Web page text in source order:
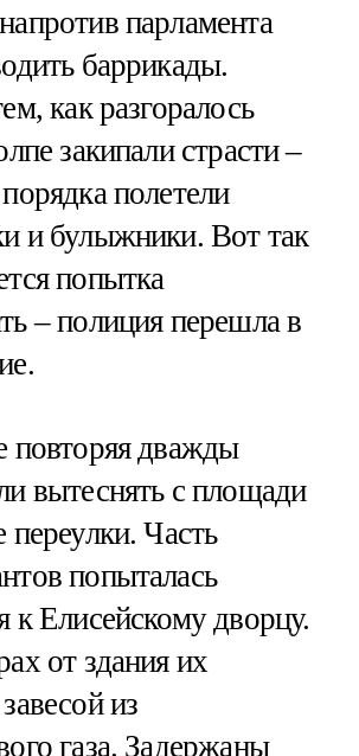
парламента
баррикады.
как разгоралось
закипали страсти –
полетели
и булыжники. Вот так
попытка
– полиция перешла в
повторяя дважды
вытеснять с площади
переулки. Часть
попыталась
к Елисейскому дворцу.
от здания их
из
газа. Задержаны